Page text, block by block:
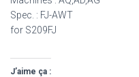
Spec. : FJ-AWT
for S209FJ
J’aime ça :